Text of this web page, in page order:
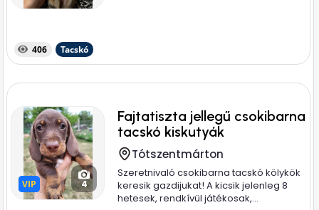
406 Tacskó
VIP
VIP 4
Fajtatiszta jellegű csokibarna
tacskó kiskutyák
Tótszentmárton
Szeretnivaló csokibarna tacskó kölykök
keresik gazdijukat! A kicsik jelenleg 8
hetesek, rendkívül játékosak,...